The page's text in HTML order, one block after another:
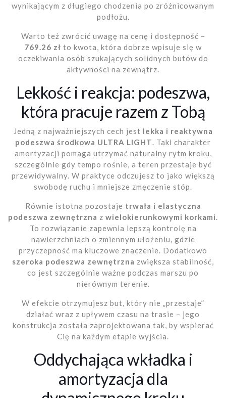
wynikającym z długiego chodzenia po zróżnicowanym
podłożu.
Warto też zwrócić uwagę na cenę i dostępność –
769.26 zł to kwota, która dobrze wpisuje się w
oczekiwania osób szukających solidnych butów do
aktywności na zewnątrz.
Lekkość i reakcja: podeszwa,
która pracuje razem z Tobą
Jedną z najważniejszych cech jest lekka i reaktywna
podeszwa środkowa ULTRA LIGHT. Taki charakter
amortyzacji pomaga utrzymać naturalny rytm kroku,
szczególnie gdy tempo rośnie, a teren przestaje być
przewidywalny. W praktyce odczujesz to jako większą
swobodę ruchu i mniejsze zmęczenie stóp.
Równie istotna pozostaje trwała i elastyczna
podeszwa zewnętrzna z wielokierunkowymi korkami.
To rozwiązanie zapewnia lepszą kontrolę na
nawierzchniach o zmiennym ułożeniu, gdzie
przyczepność ma kluczowe znaczenie. Dodatkowo
szeroka podeszwa zewnętrzna zwiększa stabilność,
co jest szczególnie ważne podczas marszu po
nierównym terenie.
W efekcie otrzymujesz but, który nie „przestaje”
działać wraz z upływem czasu na trasie – jego
konstrukcja została zaprojektowana tak, by wspierać
Cię na każdym etapie wyjścia.
Oddychająca wkładka i
amortyzacja dla